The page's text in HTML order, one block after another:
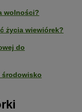
wolności?
życia wiewiórek?
do
środowisko